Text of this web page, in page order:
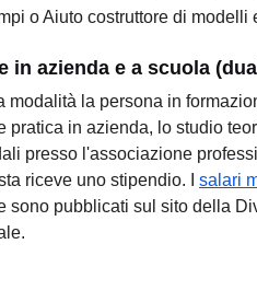
o Aiuto costruttore di modelli
in azienda e a scuola
modalità la persona in
pratica in azienda, lo studio
presso l'associazione
riceve uno stipendio. I salari
sono pubblicati sul sito della